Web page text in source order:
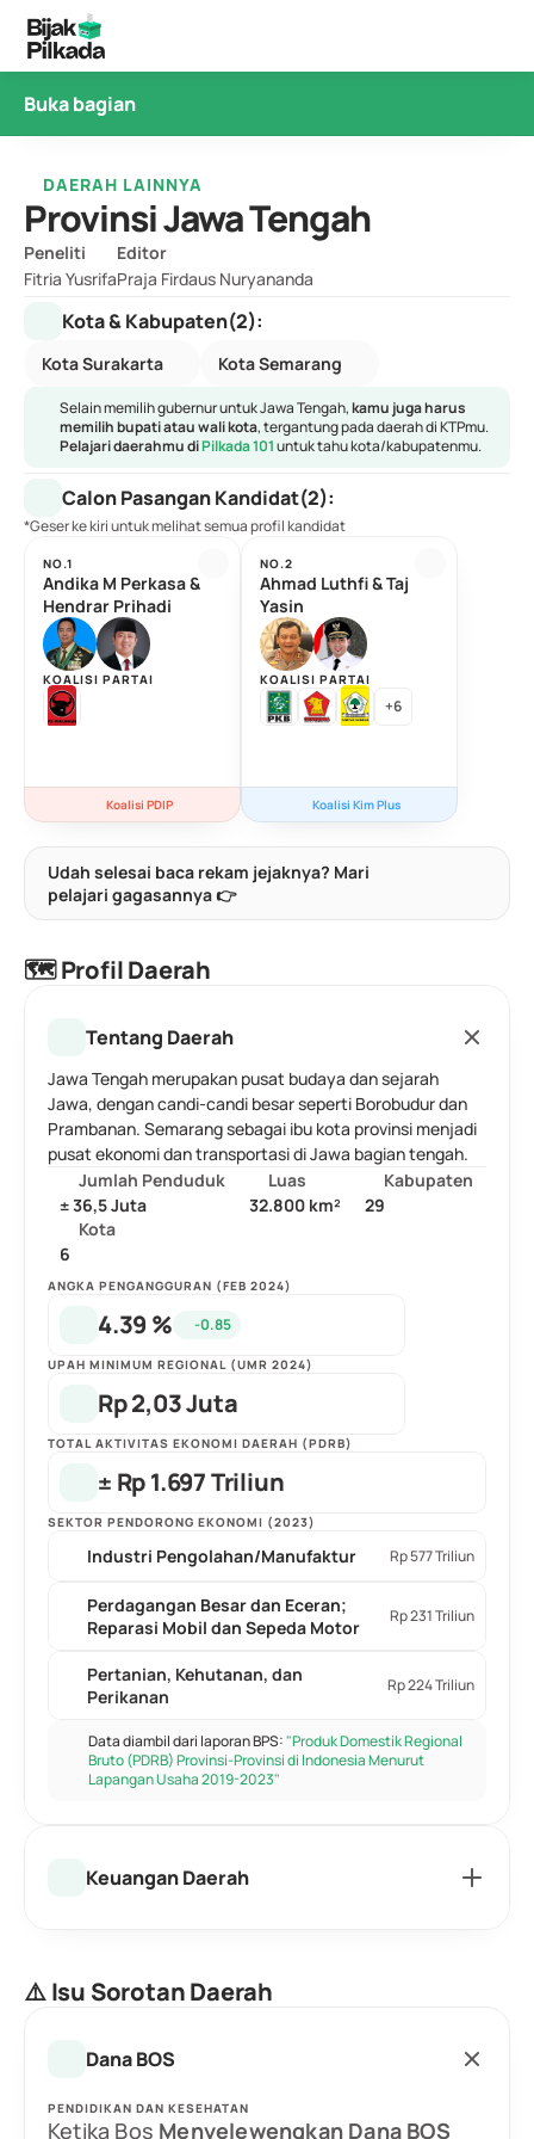
DAERAH LAINNYA
Provinsi Jawa Tengah
Peneliti
Fitria Yusrifa
Editor
Praja Firdaus Nuryananda
Kota & Kabupaten(2):
Kota Surakarta Kota Semarang
Selain memilih gubernur untuk Jawa Tengah, kamu juga harus
memilih bupati atau wali kota
Pelajari daerahmu di Pilkada 101untuk tahu kota/kabupatenmu.
Calon Pasangan Kandidat(2):
*Geser ke kiri untuk melihat semua profil kandidat
NO.1
Andika M Perkasa &
Hendrar Prihadi
KOALISI PARTAI
Koalisi PDIP
NO.2
Ahmad Luthfi & Taj
Yasin
KOALISI PARTAI
+6
Koalisi Kim Plus
Udah selesai baca rekam jejaknya? Mari
pelajari gagasannya 👉
🗺️ Profil Daerah
Tentang Daerah
Jawa Tengah merupakan pusat budaya dan sejarah
Jawa, dengan candi-candi besar seperti Borobudur dan
Prambanan. Semarang sebagai ibu kota provinsi menjadi
pusat ekonomi dan transportasi di Jawa bagian tengah.
Jumlah Penduduk
± 36,5 Juta
Luas
32.800 km²
Kabupaten
29
Kota
6
ANGKA PENGANGGURAN (FEB 2024)
4.39 % -0.85
UPAH MINIMUM REGIONAL (UMR 2024)
Rp 2,03 Juta
TOTAL AKTIVITAS EKONOMI DAERAH (PDRB)
± Rp 1.697 Triliun
SEKTOR PENDORONG EKONOMI (2023)
Industri Pengolahan/Manufaktur Rp 577 Triliun
Perdagangan Besar dan Eceran;
Reparasi Mobil dan Sepeda Motor
Rp 231 Triliun
Pertanian, Kehutanan, dan
Perikanan
Rp 224 Triliun
Data diambil dari laporan BPS: "Produk Domestik Regional
Bruto (PDRB) Provinsi-Provinsi di Indonesia Menurut
Lapangan Usaha 2019-2023"
Keuangan Daerah
⚠️ Isu Sorotan Daerah
Dana BOS
PENDIDIKAN DAN KESEHATAN
Ketika Bos Menyelewengkan Dana BOS
Buka bagian